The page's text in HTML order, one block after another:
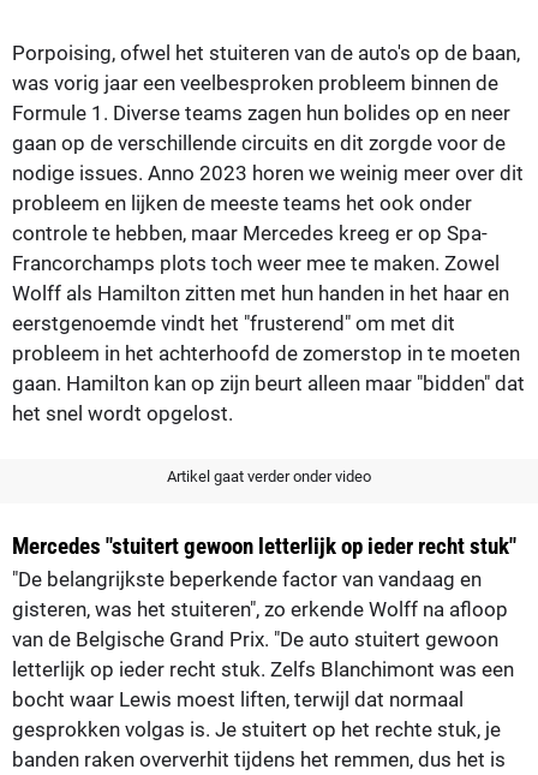
Porpoising, ofwel het stuiteren van de auto's op de baan,
was vorig jaar een veelbesproken probleem binnen de
Formule 1. Diverse teams zagen hun bolides op en neer
gaan op de verschillende circuits en dit zorgde voor de
nodige issues. Anno 2023 horen we weinig meer over dit
probleem en lijken de meeste teams het ook onder
controle te hebben, maar Mercedes kreeg er op Spa-
Francorchamps plots toch weer mee te maken. Zowel
Wolff als Hamilton zitten met hun handen in het haar en
eerstgenoemde vindt het "frusterend" om met dit
probleem in het achterhoofd de zomerstop in te moeten
gaan. Hamilton kan op zijn beurt alleen maar "bidden" dat
het snel wordt opgelost.
Artikel gaat verder onder video
Mercedes "stuitert gewoon letterlijk op ieder recht stuk"
"De belangrijkste beperkende factor van vandaag en
gisteren, was het stuiteren", zo erkende Wolff na afloop
van de Belgische Grand Prix. "De auto stuitert gewoon
letterlijk op ieder recht stuk. Zelfs Blanchimont was een
bocht waar Lewis moest liften, terwijl dat normaal
gesprokken volgas is. Je stuitert op het rechte stuk, je
banden raken oververhit tijdens het remmen, dus het is